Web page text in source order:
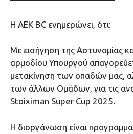
H AΕΚ ΒC ενημερώνει, ότι:
Με εισήγηση της Αστυνομίας
αρμοδίου Υπουργού
μετακίνηση των οπαδών μας,
των άλλων Ομάδων, για τις
Stoiximan Super Cup 2025.
Η διοργάνωση είναι